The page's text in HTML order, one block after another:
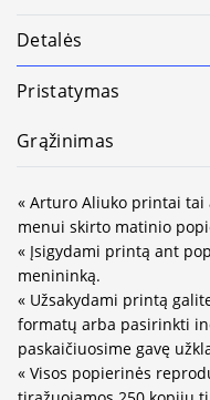
Detalės
Pristatymas
Grąžinimas
« Arturo Aliuko printai tai
menui skirto matinio
« Įsigydami printą ant
menininką.
« Užsakydami printą
formatų arba pasirinkti
paskaičiuosime gavę
« Visos popierinės